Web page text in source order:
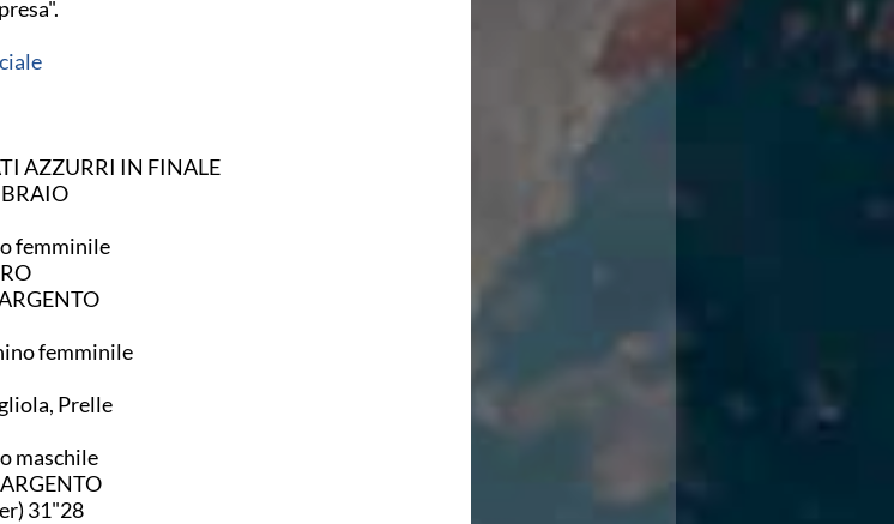
AZZURRI IN FINALE
femminile
36"09 ORO
Erica Buratto 37"23 ARGENTO
femminile
Prelle
maschile
2. Mauro Locchi 31"28 ARGENTO
Leditschke (Ger) 31"28